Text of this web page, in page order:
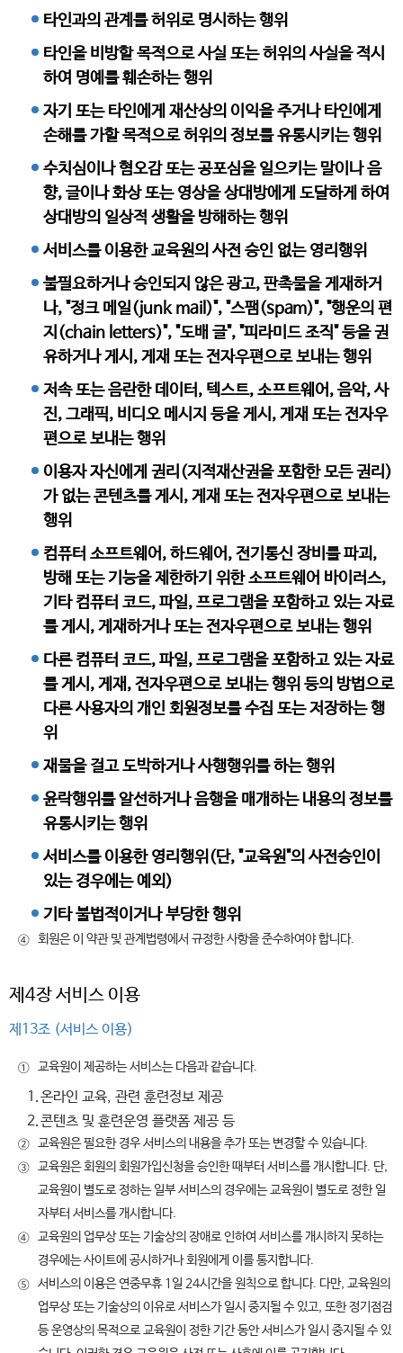
타인과의 관계를 허위로 명시하는 행위
타인을 비방할 목적으로 사실 또는 허위의 사실을 적시
하여 명예를 훼손하는 행위
자기 또는 타인에게 재산상의 이익을 주거나 타인에게
손해를 가할 목적으로 허위의 정보를 유통시키는 행위
수치심이나 혐오감 또는 공포심을 일으키는 말이나 음
향, 글이나 화상 또는 영상을 상대방에게 도달하게 하여
상대방의 일상적 생활을 방해하는 행위
서비스를 이용한 교육원의 사전 승인 없는 영리행위
불필요하거나 승인되지 않은 광고, 판촉물을 게재하거
나, "정크 메일(junk mail)", "스팸(spam)", "행운의 편
지(chain letters)", "도배 글", "피라미드 조직" 등을 권
유하거나 게시, 게재 또는 전자우편으로 보내는 행위
저속 또는 음란한 데이터, 텍스트, 소프트웨어, 음악, 사
진, 그래픽, 비디오 메시지 등을 게시, 게재 또는 전자우
편으로 보내는 행위
이용자 자신에게 권리(지적재산권을 포함한 모든 권리)
가 없는 콘텐츠를 게시, 게재 또는 전자우편으로 보내는
행위
컴퓨터 소프트웨어, 하드웨어, 전기통신 장비를 파괴,
방해 또는 기능을 제한하기 위한 소프트웨어 바이러스,
기타 컴퓨터 코드, 파일, 프로그램을 포함하고 있는 자료
를 게시, 게재하거나 또는 전자우편으로 보내는 행위
다른 컴퓨터 코드, 파일, 프로그램을 포함하고 있는 자료
를 게시, 게재, 전자우편으로 보내는 행위 등의 방법으로
다른 사용자의 개인 회원정보를 수집 또는 저장하는 행
위
재물을 걸고 도박하거나 사행행위를 하는 행위
윤락행위를 알선하거나 음행을 매개하는 내용의 정보를
유통시키는 행위
서비스를 이용한 영리행위(단, "교육원"의 사전승인이
있는 경우에는 예외)
기타 불법적이거나 부당한 행위
④ 회원은 이 약관 및 관계법령에서 규정한 사항을 준수하여야 합니다.
제4장 서비스 이용
제13조 (서비스 이용)
① 교육원이 제공하는 서비스는 다음과 같습니다.
1.온라인 교육, 관련 훈련정보 제공
2.콘텐츠 및 훈련운영 플랫폼 제공 등
②
교육원은 필요한 경우 서비스의 내용을 추가 또는 변경할 수 있습니다.
③
교육원은 회원의 회원가입신청을 승인한 때부터 서비스를 개시합니다. 단,
교육원이 별도로 정하는 일부 서비스의 경우에는 교육원이 별도로 정한 일
자부터 서비스를 개시합니다.
④
교육원의 업무상 또는 기술상의 장애로 인하여 서비스를 개시하지 못하는
경우에는 사이트에 공시하거나 회원에게 이를 통지합니다.
⑤
서비스의 이용은 연중무휴 1일 24시간을 원칙으로 합니다. 다만, 교육원의
업무상 또는 기술상의 이유로 서비스가 일시 중지될 수 있고, 또한 정기점검
등 운영상의 목적으로 교육원이 정한 기간 동안 서비스가 일시 중지될 수 있